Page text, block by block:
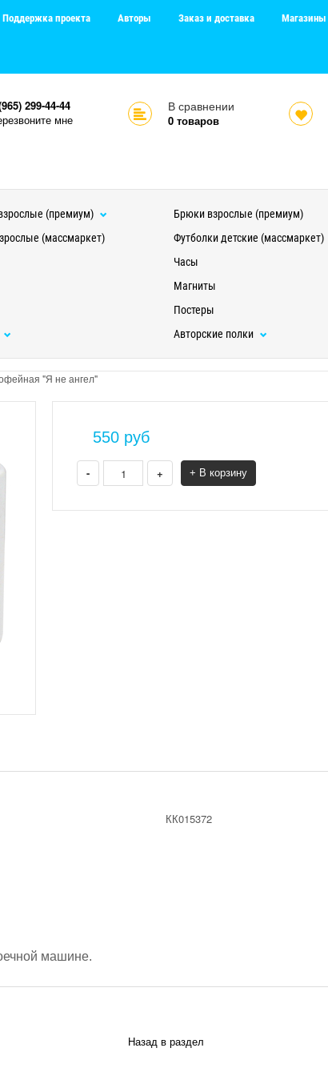
Поддержка проекта Авторы Заказ и доставка Магазины
299-44-44
мне
В сравнении
0товаров
(премиум) Брюки взрослые (премиум)
(массмаркет) Футболки детские (массмаркет)
Часы
Магниты
Постеры
Авторские полки
"Я не ангел"
550 руб
- + + В корзину
КК015372
машине.
Назад в раздел